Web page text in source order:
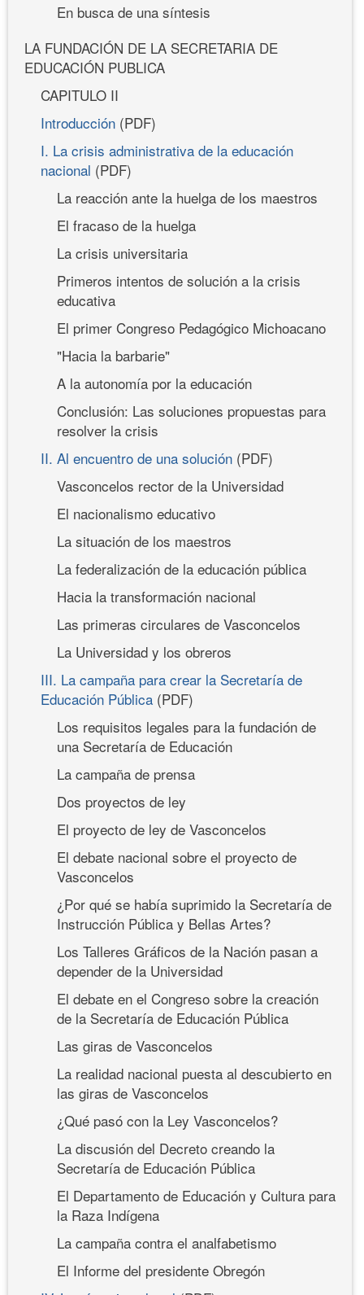
En busca de una síntesis
LA FUNDACIÓN DE LA SECRETARIA DE
EDUCACIÓN PUBLICA
CAPITULO II
Introducción (PDF)
I. La crisis administrativa de la educación
nacional (PDF)
La reacción ante la huelga de los maestros
El fracaso de la huelga
La crisis universitaria
Primeros intentos de solución a la crisis
educativa
El primer Congreso Pedagógico Michoacano
"Hacia la barbarie"
A la autonomía por la educación
Conclusión: Las soluciones propuestas para
resolver la crisis
II. Al encuentro de una solución (PDF)
Vasconcelos rector de la Universidad
El nacionalismo educativo
La situación de los maestros
La federalización de la educación pública
Hacia la transformación nacional
Las primeras circulares de Vasconcelos
La Universidad y los obreros
III. La campaña para crear la Secretaría de
Educación Pública (PDF)
Los requisitos legales para la fundación de
una Secretaría de Educación
La campaña de prensa
Dos proyectos de ley
El proyecto de ley de Vasconcelos
El debate nacional sobre el proyecto de
Vasconcelos
¿Por qué se había suprimido la Secretaría de
Instrucción Pública y Bellas Artes?
Los Talleres Gráficos de la Nación pasan a
depender de la Universidad
El debate en el Congreso sobre la creación
de la Secretaría de Educación Pública
Las giras de Vasconcelos
La realidad nacional puesta al descubierto en
las giras de Vasconcelos
¿Qué pasó con la Ley Vasconcelos?
La discusión del Decreto creando la
Secretaría de Educación Pública
El Departamento de Educación y Cultura para
la Raza Indígena
La campaña contra el analfabetismo
El Informe del presidente Obregón